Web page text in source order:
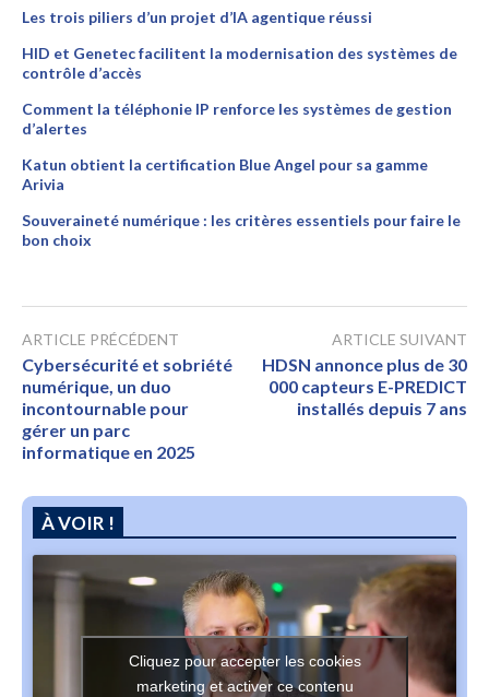
Les trois piliers d’un projet d’IA agentique réussi
HID et Genetec facilitent la modernisation des systèmes de
contrôle d’accès
Comment la téléphonie IP renforce les systèmes de gestion
d’alertes
Katun obtient la certification Blue Angel pour sa gamme
Arivia
Souveraineté numérique : les critères essentiels pour faire le
bon choix
ARTICLE PRÉCÉDENT
Cybersécurité et sobriété
numérique, un duo
incontournable pour
gérer un parc
informatique en 2025
ARTICLE SUIVANT
HDSN annonce plus de 30
000 capteurs E-PREDICT
installés depuis 7 ans
À VOIR !
Cliquez pour accepter les cookies
marketing et activer ce contenu